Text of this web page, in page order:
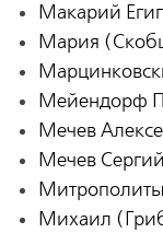
Макарий
Мария
Мейендорф
Мечев
Мечев
Михаил